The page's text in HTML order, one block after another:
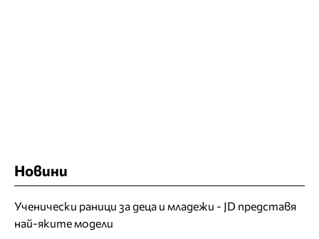
Новини
Ученически раници за деца и младежи - JD представя
най-яките модели